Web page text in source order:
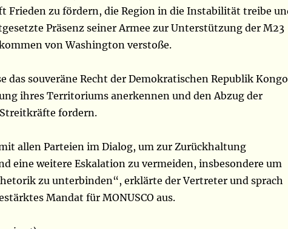
Frieden zu fördern, die Region in die Instabilität treibe
Präsenz seiner Armee zur Unterstützung der M23
von Washington verstoße.
das souveräne Recht der Demokratischen Republik Kongo
ihres Territoriums anerkennen und den Abzug der
fordern.
allen Parteien im Dialog, um zur Zurückhaltung
eine weitere Eskalation zu vermeiden, insbesondere um
zu unterbinden“, erklärte der Vertreter und sprach
Mandat für MONUSCO aus.